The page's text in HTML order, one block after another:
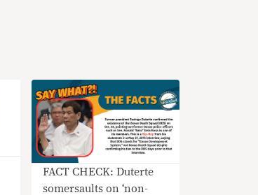
FACT CHECK: Duterte
somersaults on ‘non-